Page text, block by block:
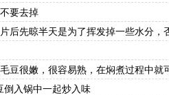
要去掉
先晾半天是为了挥发掉一些水分，
很嫩，很容易熟，在焖煮过程中就
倒入锅中一起炒入味